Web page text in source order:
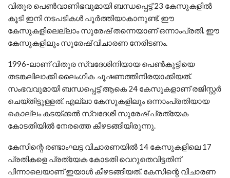
വിതുര പെണ്‍വാണിഭവുമായി ബന്ധപ്പെട്ട് 23 കേസുകളില്‍
കൂടി ഇനി നടപടികള്‍ പൂര്‍ത്തിയാകാനുണ്ട്. ഈ
കേസുകളിലെല്ലാം സുരേഷ് തന്നെയാണ് ഒന്നാംപ്രതി. ഈ
കേസുകളിലും സുരേഷ് വിചാരണ നേരിടണം.
1996-ലാണ് വിതുര സ്വദേശിനിയായ പെണ്‍കുട്ടിയെ
തടങ്കലിലാക്കി ലൈംഗിക ചൂഷണത്തിനിരയാക്കിയത്.
സംഭവവുമായി ബന്ധപ്പെട്ട് ആകെ 24 കേസുകളാണ് രജിസ്റ്റര്‍
ചെയ്തിട്ടുള്ളത്. എല്ലാ കേസുകളിലും ഒന്നാംപ്രതിയായ
കൊല്ലം കടയ്ക്കല്‍ സ്വദേശി സുരേഷ് പ്രത്യേക
കോടതിയില്‍ നേരത്തെ കീഴടങ്ങിയിരുന്നു.
കേസിന്റെ രണ്ടാംഘട്ട വിചാരണയില്‍ 14 കേസുകളിലെ 17
പ്രതികളെ പ്രത്യേക കോടതി വെറുതെവിട്ടതിന്
പിന്നാലെയാണ് ഇയാള്‍ കീഴടങ്ങിയത്. കേസിന്റെ വിചാരണ